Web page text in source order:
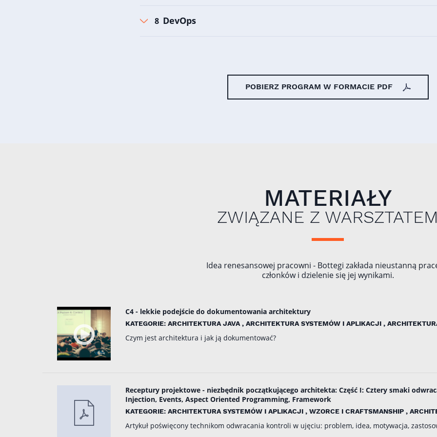
DevOps
POBIERZ PROGRAM W FORMACIE PDF
MATERIAŁY
ZWIĄZANE Z
Idea renesansowej pracowni - Bottegi zakłada nieustanną
członków i dzielenie się jej wynikami.
C4 - lekkie podejście do dokumentowania architektury
KATEGORIE: ARCHITEKTURA JAVA , ARCHITEKTURA SYSTEMÓW I APLIKACJI ,
Czym jest architektura i jak ją dokumentować?
Receptury projektowe - niezbędnik początkującego architekta: Część I: Cztery smaki
Injection, Events, Aspect Oriented Programming, Framework
KATEGORIE: ARCHITEKTURA SYSTEMÓW I APLIKACJI , WZORCE I CRAFTSMANSHIP ,
Artykuł poświęcony technikom odwracania kontroli w ujęciu: problem, idea, motywacja,